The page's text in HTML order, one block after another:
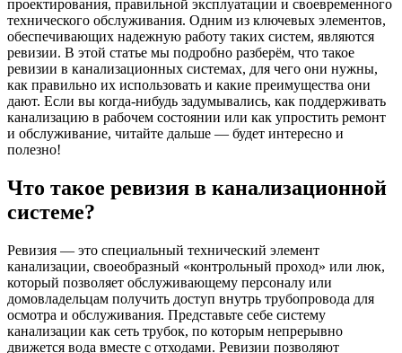
проектирования, правильной эксплуатации и своевременного
технического обслуживания. Одним из ключевых элементов,
обеспечивающих надежную работу таких систем, являются
ревизии. В этой статье мы подробно разберём, что такое
ревизии в канализационных системах, для чего они нужны,
как правильно их использовать и какие преимущества они
дают. Если вы когда-нибудь задумывались, как поддерживать
канализацию в рабочем состоянии или как упростить ремонт
и обслуживание, читайте дальше — будет интересно и
полезно!
Что такое ревизия в канализационной
системе?
Ревизия — это специальный технический элемент
канализации, своеобразный «контрольный проход» или люк,
который позволяет обслуживающему персоналу или
домовладельцам получить доступ внутрь трубопровода для
осмотра и обслуживания. Представьте себе систему
канализации как сеть трубок, по которым непрерывно
движется вода вместе с отходами. Ревизии позволяют